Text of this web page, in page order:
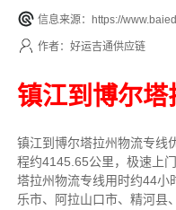
信息来源：https://
作者：好运吉通供应链
镇江到博尔
镇江到博尔塔拉州物流专线
程约4145.65公里， 极速上
塔拉州物流专线用时约44小
乐市、阿拉山口市、精河县